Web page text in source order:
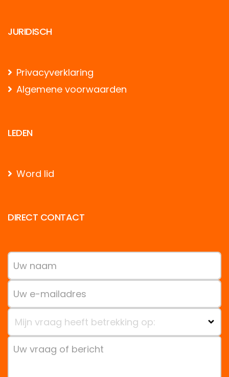
JURIDISCH
Privacyverklaring
Algemene voorwaarden
LEDEN
Word lid
DIRECT CONTACT
Mijn vraag heeft betrekking op: